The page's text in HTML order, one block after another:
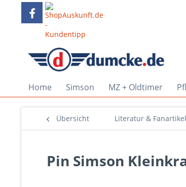
Home Simson MZ + Oldtimer
Übersicht Literatur & Fanartikel
Pin Simson